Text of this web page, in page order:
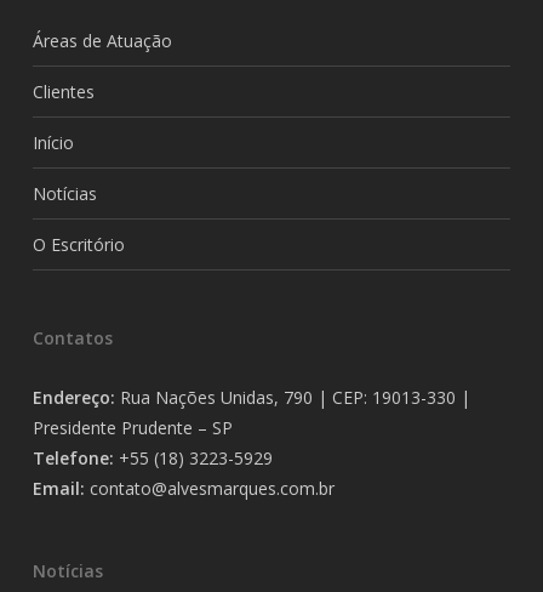
Áreas de Atuação
Clientes
Início
Notícias
O Escritório
Contatos
Endereço: Rua Nações Unidas, 790 | CEP: 19013-330 |
Presidente Prudente – SP
Telefone: +55 (18) 3223-5929
Email: contato@alvesmarques.com.br
Notícias